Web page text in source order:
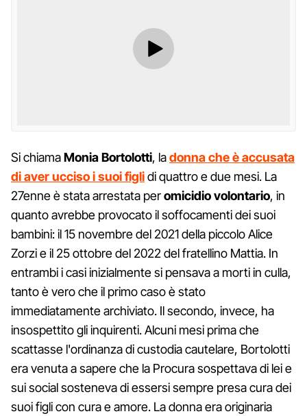
Si chiamaMonia Bortolotti, ladonna che è accusata
di aver ucciso i suoi figlidi quattro e due mesi. La
27enne è stata arrestata peromicidio volontario, in
quanto avrebbe provocato il soffocamenti dei suoi
bambini: il 15 novembre del 2021 della piccolo Alice
Zorzi e il 25 ottobre del 2022 del fratellino Mattia. In
entrambi i casi inizialmente si pensava a morti in culla,
tanto è vero che il primo caso è stato
immediatamente archiviato. Il secondo, invece, ha
insospettito gli inquirenti. Alcuni mesi prima che
scattasse l'ordinanza di custodia cautelare, Bortolotti
era venuta a sapere che la Procura sospettava di lei e
sui social sosteneva di essersi sempre presa cura dei
suoi figli con cura e amore. La donna era originaria